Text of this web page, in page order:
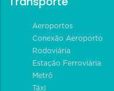
Aeroportos
Conexão Aeroporto
Rodoviária
Estação Ferroviária
Metrô
Táxi